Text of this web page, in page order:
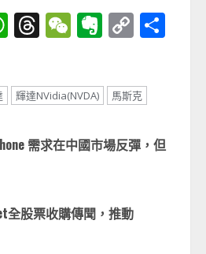
WhatsApp
Threads
WeChat
Evernote
Copy
輝達NVidia(NVDA) 馬斯克
需求在中國市場反彈，但
全股票收購傳聞，推動